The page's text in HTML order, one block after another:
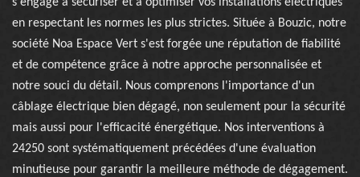
en respectant les normes les plus strictes. Située à Bouzic, notre
société Noa Espace Vert s'est forgée une réputation de fiabilité
et de compétence grâce à notre approche personnalisée et
notre souci du détail. Nous comprenons l'importance d'un
câblage électrique bien dégagé, non seulement pour la sécurité
mais aussi pour l'efficacité énergétique. Nos interventions à
24250 sont systématiquement précédées d'une évaluation
minutieuse pour garantir la meilleure méthode de dégagement.